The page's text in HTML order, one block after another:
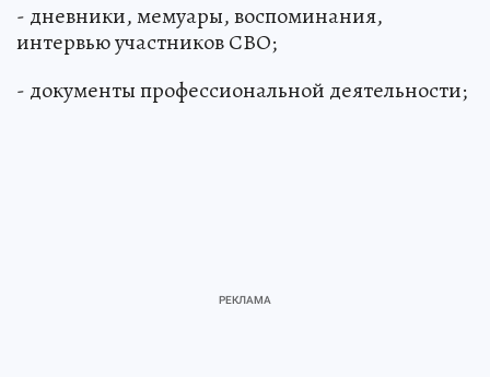
- дневники, мемуары, воспоминания,
интервью участников СВО;
- документы профессиональной деятельности;